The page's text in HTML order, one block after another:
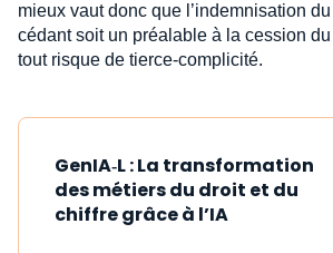
mieux vaut donc que l’indemnisation
cédant soit un préalable à la cession
tout risque de tierce-complicité.
GenIA‑L : La transformation
des métiers du droit et du
chiffre grâce à l’IA